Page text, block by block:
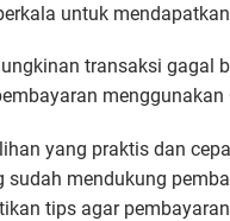
untuk
transaksi gagal
menggunakan
yang praktis dan
mendukung
tips agar